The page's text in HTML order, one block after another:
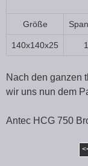
Größe
140x140x25
Nach den ganzen
wir uns nun dem
Antec HCG 750